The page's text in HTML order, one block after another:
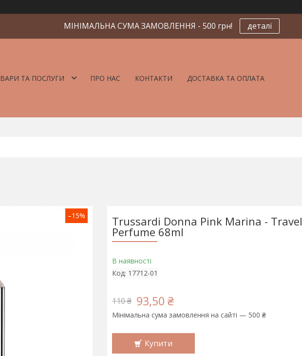
МІНІМАЛЬНА СУМА ЗАМОВЛЕННЯ - 500 грн! деталі
ТА ПОСЛУГИ ПРО НАС КОНТАКТИ ДОСТАВКА ТА ОПЛАТА
–15% Trussardi Donna Pink Marina - Travel
Perfume 68ml
В наявності
Код: 17712-01
110 ₴ 93,50 ₴
Мінімальна сума замовлення на сайті — 500 ₴
Купити